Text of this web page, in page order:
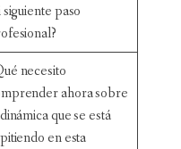
siguiente paso
necesito
ahora sobre
que se está
en esta